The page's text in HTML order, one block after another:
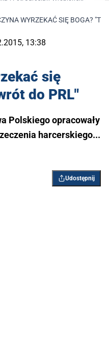
WYRZEKAĆ SIĘ BOGA?
13:38
się
do PRL"
Polskiego opracowały
harcerskiego...
Udostępnij